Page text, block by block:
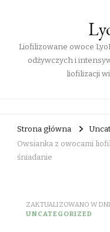
Liofilizowane owoce
odżywczych i
liofilizacji
Strona główna
Owsianka z owocami
śniadanie
ZAKTUALIZOWANO W
UNCATEGORIZED